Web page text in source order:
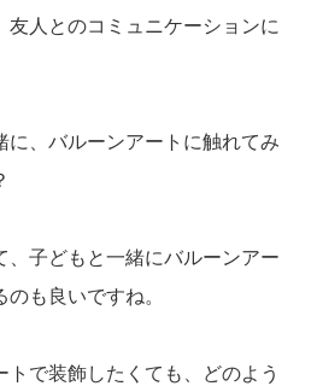
友人とのコミュニケーションに
に、バルーンアートに触れてみ
、子どもと一緒にバルーンアー
のも良いですね。
トで装飾したくても、どのよう